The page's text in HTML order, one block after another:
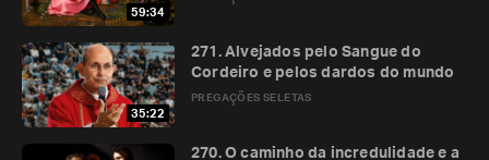
59:34
35:22
PREGAÇÕES SELETAS
271. Alvejados pelo Sangue do
Cordeiro e pelos dardos do mundo
270. O caminho da incredulidade e a